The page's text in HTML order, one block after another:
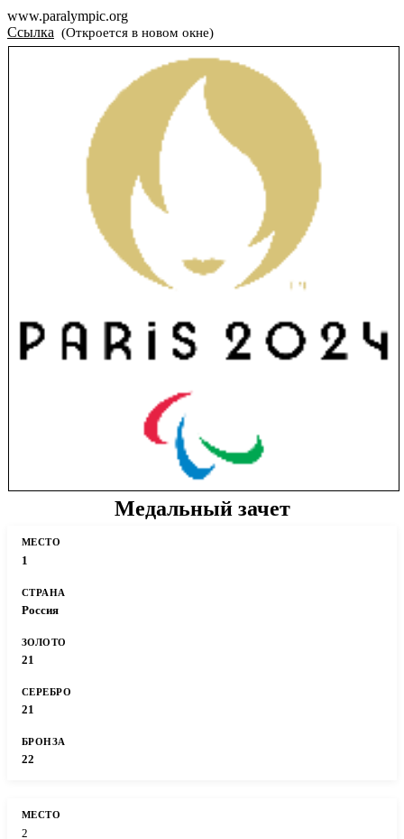
www.paralympic.org
Ссылка (Откроется в новом окне)
Медальный зачет
1
Россия
21
21
22
2